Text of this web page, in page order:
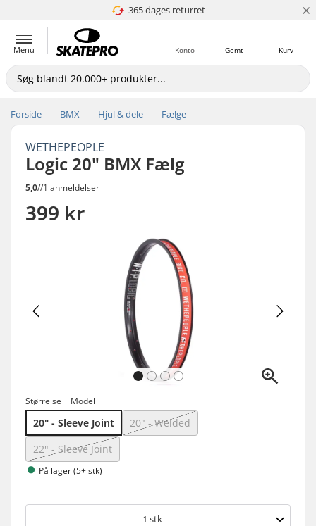
365 dages returret
4.8 ud af 5 ×
Menu Kurv
Gemt
Konto
Forside BMX Hjul & dele Fælge
WETHEPEOPLE
Logic 20" BMX Fælg
5,0//1 anmeldelser
399 kr
Størrelse + Model
20" - Sleeve Joint
20" - Welded
22" - Sleeve Joint
På lager (5+ stk)
1 stk